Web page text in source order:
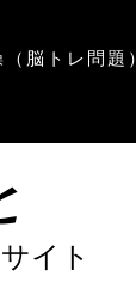
脳トレ問題）
イト